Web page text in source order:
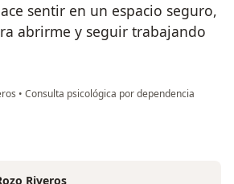
sentir en un espacio seguro,
abrirme y seguir trabajando
• Consulta psicológica por dependencia
Espinosa
Riveros